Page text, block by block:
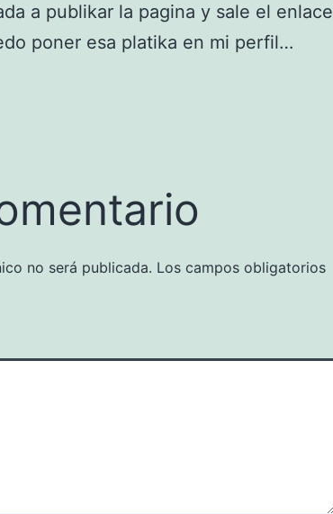
a publikar la pagina y sale el enlace
poner esa platika en mi perfil…
no será publicada. Los campos obligatorios